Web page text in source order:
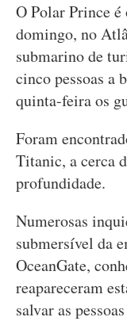
O Polar Prince
domingo, no
submarino de
cinco pessoas a
quinta-feira os
Foram
Titanic, a cerca
profundidade.
Numerosas
submersível da
OceanGate,
reapareceram
salvar as